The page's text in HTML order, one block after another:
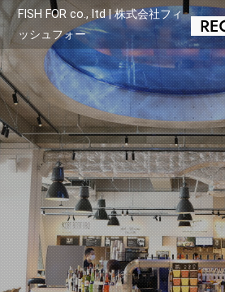
FISH FOR co., ltd | 株式会社フィ
ッシュフォー